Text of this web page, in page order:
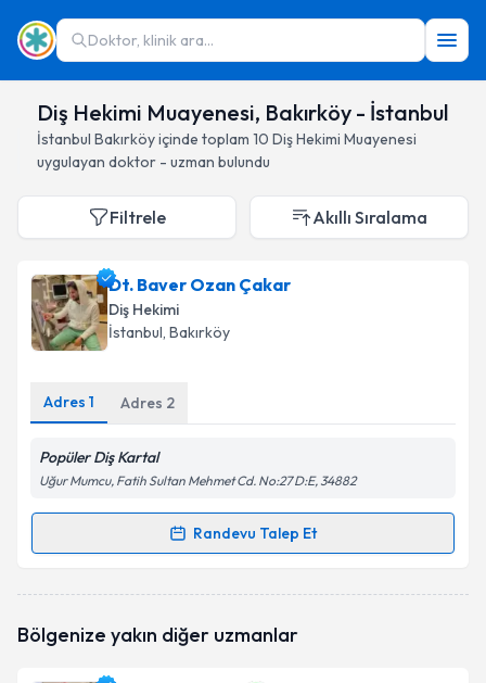
Doktor, klinik ara...
Diş Hekimi Muayenesi, Bakırköy - İstanbul
İstanbul Bakırköyiçinde toplam 10 Diş Hekimi Muayenesi
uygulayan doktor - uzman bulundu
Filtrele Akıllı Sıralama
Dt. Baver Ozan Çakar
Diş Hekimi
İstanbul, Bakırköy
Adres 1 Adres 2
Popüler Diş Kartal
Uğur Mumcu, Fatih Sultan Mehmet Cd. No:27 D:E, 34882
Randevu Talep Et
Randevu Takvimi Talebi
oluşturun. Size bu uzmandan randevu almanız için bir
Bölgenize yakın diğer uzmanlar